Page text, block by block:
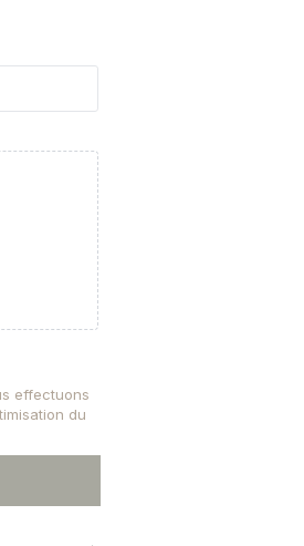
effectuons
du